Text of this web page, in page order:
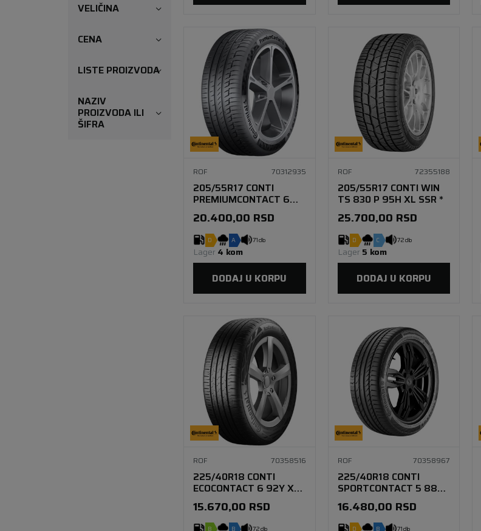
VELIČINA
CENA
LISTE PROIZVODA
NAZIV
PROIZVODA ILI
ŠIFRA
ROF 70312935
205/55R17 CONTI
PREMIUMCONTACT 6
91V SSR FR
20.400,00 RSD
D A 71 db
Lager 4 kom
DODAJ U KORPU
ROF 72355188
205/55R17 CONTI WIN
TS 830 P 95H XL SSR *
25.700,00 RSD
D C 72 db
Lager 5 kom
DODAJ U KORPU
ROF 70358516
225/40R18 CONTI
ECOCONTACT 6 92Y XL
SSR *
15.670,00 RSD
B B 72 db
ROF 70358967
225/40R18 CONTI
SPORTCONTACT 5 88Y
SSR * FR
16.480,00 RSD
D B 71 db